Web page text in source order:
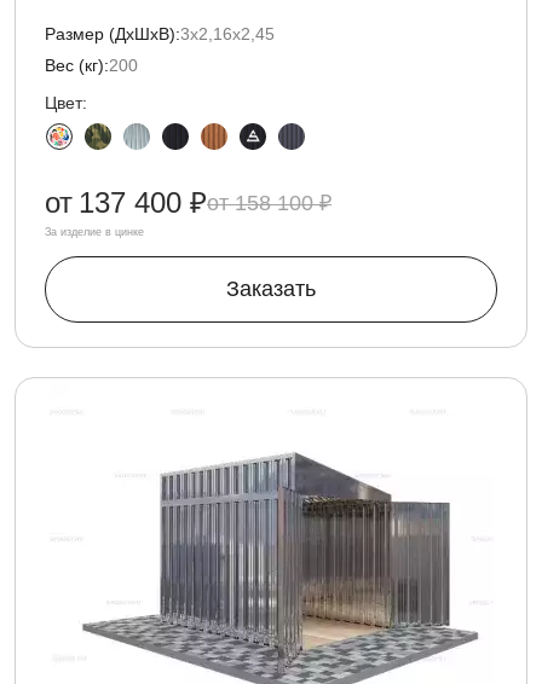
Размер (ДxШxВ):3х2,16х2,45
Вес (кг):200
Цвет:
158 100 ₽
от 137 400 ₽
За изделие в цинке
Заказать